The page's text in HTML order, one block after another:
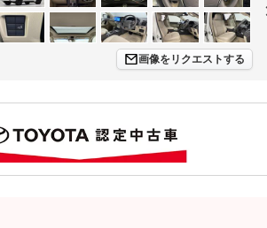
画像をリクエストする